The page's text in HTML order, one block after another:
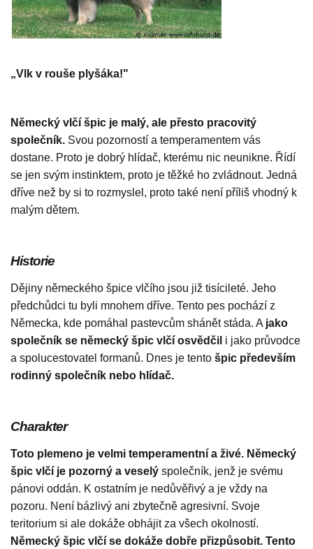
„Vlk v rouše plyšáka!"
Německý vlčí špic je malý, ale přesto pracovitý
společník. Svou pozorností a temperamentem vás
dostane. Proto je dobrý hlídač, kterému nic neunikne. Řídí
se jen svým instinktem, proto je těžké ho zvládnout. Jedná
dříve než by si to rozmyslel, proto také není příliš vhodný k
malým dětem.
Historie
Dějiny německého špice vlčího jsou již tisícileté. Jeho
předchůdci tu byli mnohem dříve. Tento pes pochází z
Německa, kde pomáhal pastevcům shánět stáda. A jako
společník se německý špic vlčí osvědčil i jako průvodce
a spolucestovatel formanů. Dnes je tento špic především
rodinný společník nebo hlídač.
Charakter
Toto plemeno je velmi temperamentní a živé. Německý
špic vlčí je pozorný a veselý společník, jenž je svému
pánovi oddán. K ostatním je nedůvěřivý a je vždy na
pozoru. Není bázlivý ani zbytečně agresivní. Svoje
teritorium si ale dokáže obhájit za všech okolností.
Německý špic vlčí se dokáže dobře přizpůsobit. Tento